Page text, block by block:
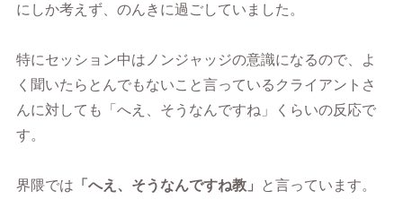
にしか考えず、のんきに過ごしていました。
特にセッション中はノンジャッジの意識になるので、よ
く聞いたらとんでもないこと言っているクライアントさ
んに対しても「へえ、そうなんですね」くらいの反応で
す。
界隈では 「へえ、そうなんですね教」 と言っています。